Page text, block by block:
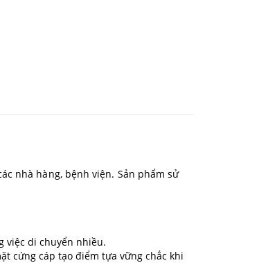
nhà hàng, bệnh viện. Sản phẩm sử
việc di chuyển nhiều.
cứng cáp tạo điểm tựa vững chắc khi